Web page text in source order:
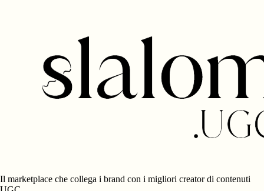
Il marketplace che collega i brand con i migliori creator di contenuti